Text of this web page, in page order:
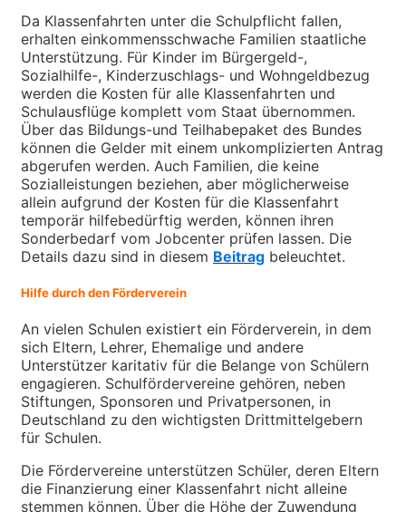
Da Klassenfahrten unter die Schulpflicht fallen,
erhalten einkommensschwache Familien staatliche
Unterstützung. Für Kinder im Bürgergeld-,
Sozialhilfe-, Kinderzuschlags- und Wohngeldbezug
werden die Kosten für alle Klassenfahrten und
Schulausflüge komplett vom Staat übernommen.
Über das Bildungs-und Teilhabepaket des Bundes
können die Gelder mit einem unkomplizierten Antrag
abgerufen werden. Auch Familien, die keine
Sozialleistungen beziehen, aber möglicherweise
allein aufgrund der Kosten für die Klassenfahrt
temporär hilfebedürftig werden, können ihren
Sonderbedarf vom Jobcenter prüfen lassen. Die
Details dazu sind in diesem Beitrag beleuchtet.
Hilfe durch den Förderverein
An vielen Schulen existiert ein Förderverein, in dem
sich Eltern, Lehrer, Ehemalige und andere
Unterstützer karitativ für die Belange von Schülern
engagieren. Schulfördervereine gehören, neben
Stiftungen, Sponsoren und Privatpersonen, in
Deutschland zu den wichtigsten Drittmittelgebern
für Schulen.
Die Fördervereine unterstützen Schüler, deren Eltern
die Finanzierung einer Klassenfahrt nicht alleine
stemmen können. Über die Höhe der Zuwendung